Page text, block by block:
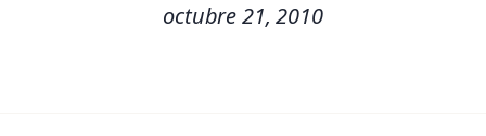
octubre 21, 2010